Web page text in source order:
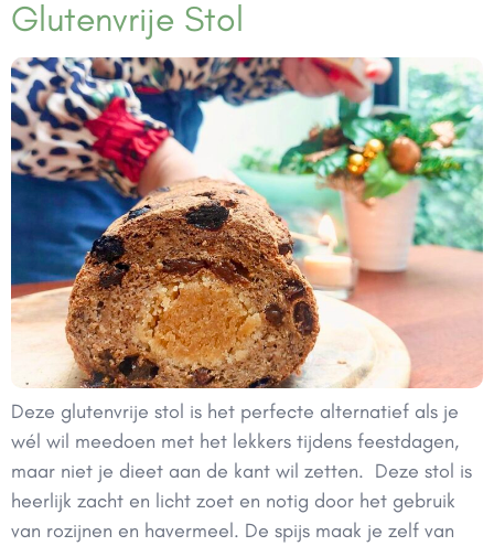
Glutenvrije Stol
Deze glutenvrije stol is het perfecte alternatief als je
wél wil meedoen met het lekkers tijdens feestdagen,
maar niet je dieet aan de kant wil zetten. Deze stol is
heerlijk zacht en licht zoet en notig door het gebruik
van rozijnen en havermeel. De spijs maak je zelf van